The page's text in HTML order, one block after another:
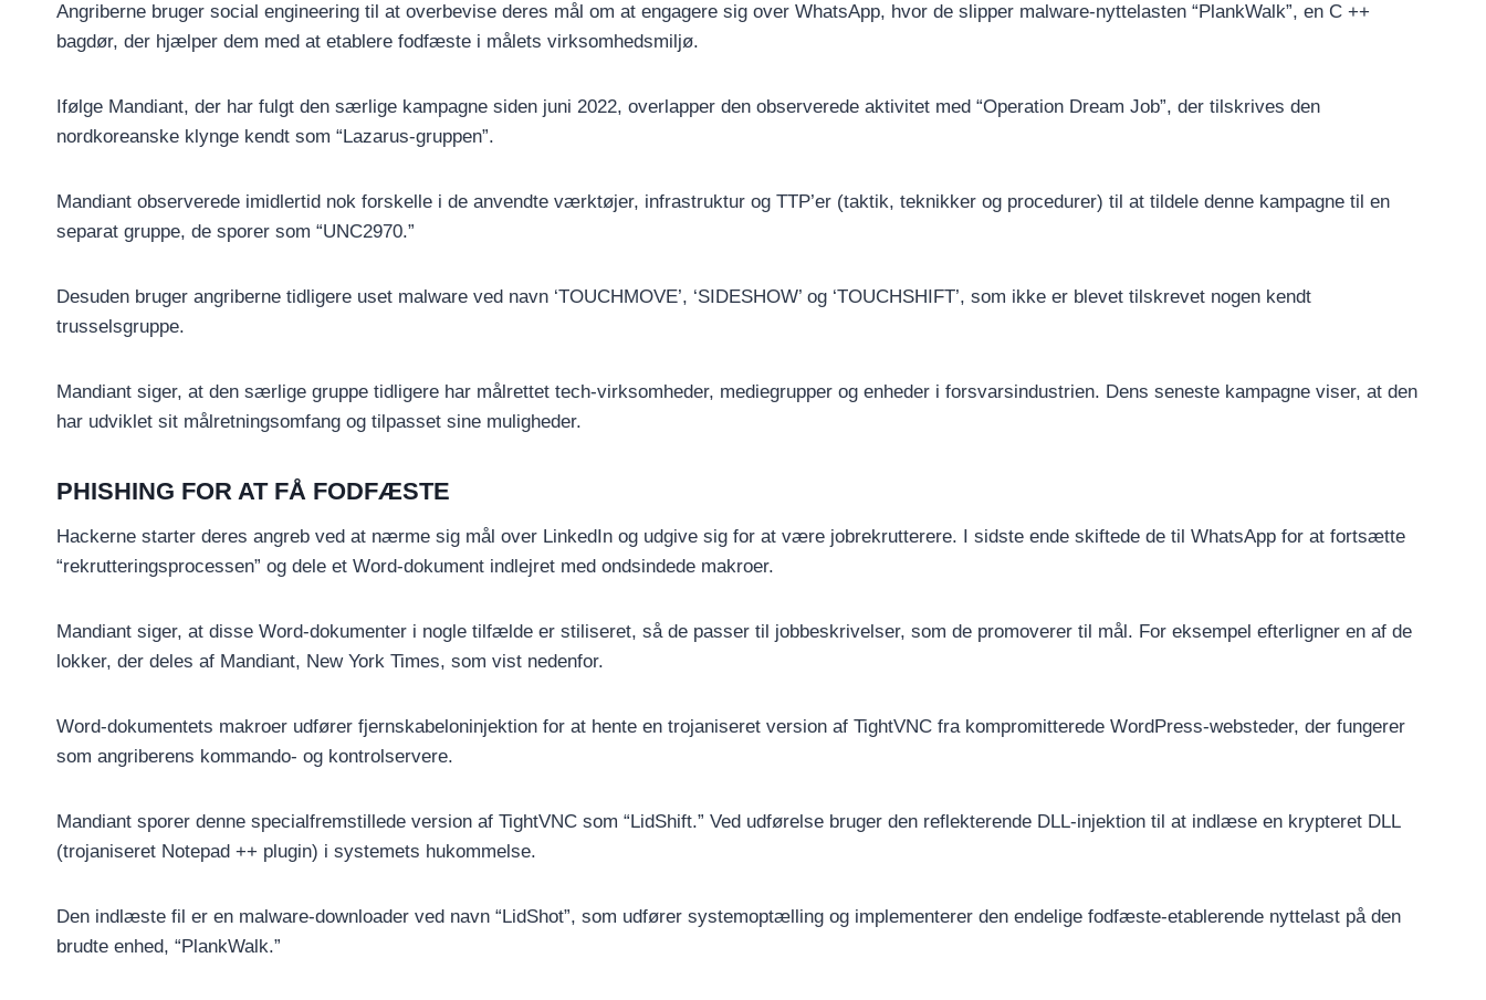
Angriberne bruger social engineering til at overbevise deres mål om at engagere sig over WhatsApp, hvor de slipper malware-nyttelasten “PlankWalk”, en C ++
bagdør, der hjælper dem med at etablere fodfæste i målets virksomhedsmiljø.
Ifølge Mandiant, der har fulgt den særlige kampagne siden juni 2022, overlapper den observerede aktivitet med “Operation Dream Job”, der tilskrives den
nordkoreanske klynge kendt som “Lazarus-gruppen”.
Mandiant observerede imidlertid nok forskelle i de anvendte værktøjer, infrastruktur og TTP’er (taktik, teknikker og procedurer) til at tildele denne kampagne til en
separat gruppe, de sporer som “UNC2970.”
Desuden bruger angriberne tidligere uset malware ved navn ‘TOUCHMOVE’, ‘SIDESHOW’ og ‘TOUCHSHIFT’, som ikke er blevet tilskrevet nogen kendt
trusselsgruppe.
Mandiant siger, at den særlige gruppe tidligere har målrettet tech-virksomheder, mediegrupper og enheder i forsvarsindustrien. Dens seneste kampagne viser, at den
har udviklet sit målretningsomfang og tilpasset sine muligheder.
PHISHING FOR AT FÅ FODFÆSTE
Hackerne starter deres angreb ved at nærme sig mål over LinkedIn og udgive sig for at være jobrekrutterere. I sidste ende skiftede de til WhatsApp for at fortsætte
“rekrutteringsprocessen” og dele et Word-dokument indlejret med ondsindede makroer.
Mandiant siger, at disse Word-dokumenter i nogle tilfælde er stiliseret, så de passer til jobbeskrivelser, som de promoverer til mål. For eksempel efterligner en af de
lokker, der deles af Mandiant, New York Times, som vist nedenfor.
Word-dokumentets makroer udfører fjernskabeloninjektion for at hente en trojaniseret version af TightVNC fra kompromitterede WordPress-websteder, der fungerer
som angriberens kommando- og kontrolservere.
Mandiant sporer denne specialfremstillede version af TightVNC som “LidShift.” Ved udførelse bruger den reflekterende DLL-injektion til at indlæse en krypteret DLL
(trojaniseret Notepad ++ plugin) i systemets hukommelse.
Den indlæste fil er en malware-downloader ved navn “LidShot”, som udfører systemoptælling og implementerer den endelige fodfæste-etablerende nyttelast på den
brudte enhed, “PlankWalk.”